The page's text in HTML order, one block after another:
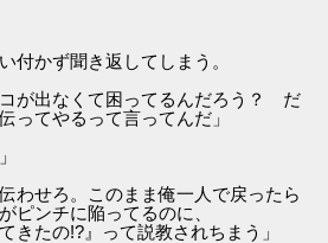
付かず聞き返してしまう。
コが出なくて困ってるんだろう？ だ
ってやるって言ってんだ」
わせろ。このまま俺一人で戻ったら
ピンチに陥ってるのに、
きたの!?』って説教されちまう」